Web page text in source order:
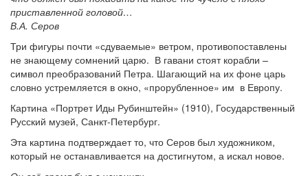
приставленной головой…
В.А. Серов
Три фигуры почти «сдуваемые» ветром, противопоставлены
не знающему сомнений царю. В гавани стоят корабли –
символ преобразований Петра. Шагающий на их фоне царь
словно устремляется в окно, «прорубленное» им в Европу.
Картина «Портрет Иды Рубинштейн» (1910), Государственный
Русский музей, Санкт-Петербург.
Эта картина подтверждает то, что Серов был художником,
который не останавливается на достигнутом, а искал новое.